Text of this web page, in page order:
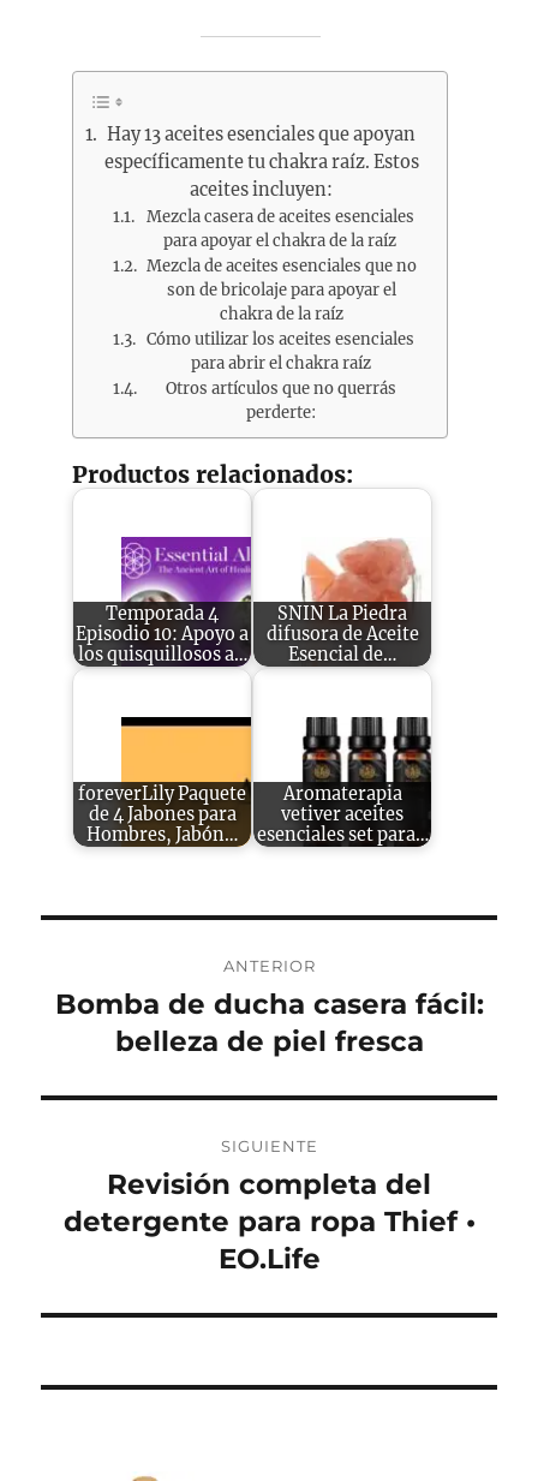
Hay 13 aceites esenciales que apoyan
específicamente tu chakra raíz. Estos
aceites incluyen:
Mezcla casera de aceites esenciales
para apoyar el chakra de la raíz
Mezcla de aceites esenciales que no
son de bricolaje para apoyar el
chakra de la raíz
Cómo utilizar los aceites esenciales
para abrir el chakra raíz
Otros artículos que no querrás
perderte:
Productos relacionados:
Temporada 4
Episodio 10: Apoyo a
los quisquillosos a…
SNIN La Piedra
difusora de Aceite
Esencial de…
foreverLily Paquete
de 4 Jabones para
Hombres, Jabón…
Aromaterapia
vetiver aceites
esenciales set para…
de
entradas
ANTERIOR
Entrada
anterior:
Bomba de ducha casera fácil:
belleza de piel fresca
SIGUIENTE
Entrada
siguiente:
Revisión completa del
detergente para ropa Thief •
EO.Life